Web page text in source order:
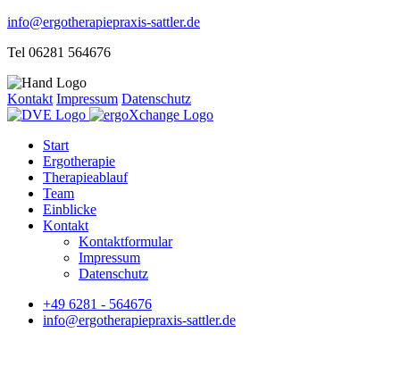
info@ergotherapiepraxis-sattler.de
Tel 06281 564676
Kontakt Impressum Datenschutz
Start
Ergotherapie
Therapieablauf
Team
Einblicke
Kontakt
Kontaktformular
Impressum
Datenschutz
+49 6281 - 564676
info@ergotherapiepraxis-sattler.de